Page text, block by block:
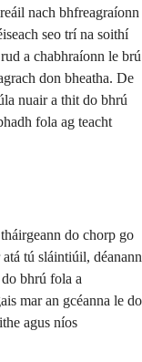
nach bhfreagraíonn
seo trí na soithí
a chabhraíonn le brú
don bheatha. De
nuair a thit do bhrú
fola ag teacht
do chorp go
tú sláintiúil, déanann
bhrú fola a
mar an gcéanna le do
agus níos